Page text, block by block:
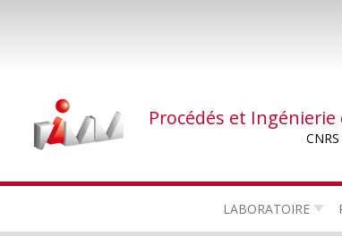
Procédés et
LABORATOIRE